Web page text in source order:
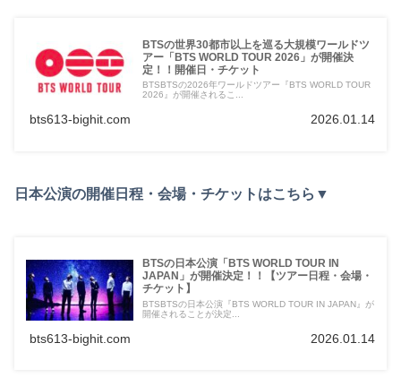
BTSの世界30都市以上を巡る大規模ワールドツ
アー「BTS WORLD TOUR 2026」が開催決
定！！開催日・チケット
BTSBTSの2026年ワールドツアー『BTS WORLD TOUR
2026』が開催されるこ...
bts613-bighit.com 2026.01.14
日本公演の開催日程・会場・チケットはこちら▼
BTSの日本公演「BTS WORLD TOUR IN
JAPAN」が開催決定！！【ツアー日程・会場・
チケット】
BTSBTSの日本公演『BTS WORLD TOUR IN JAPAN』が
開催されることが決定...
bts613-bighit.com 2026.01.14